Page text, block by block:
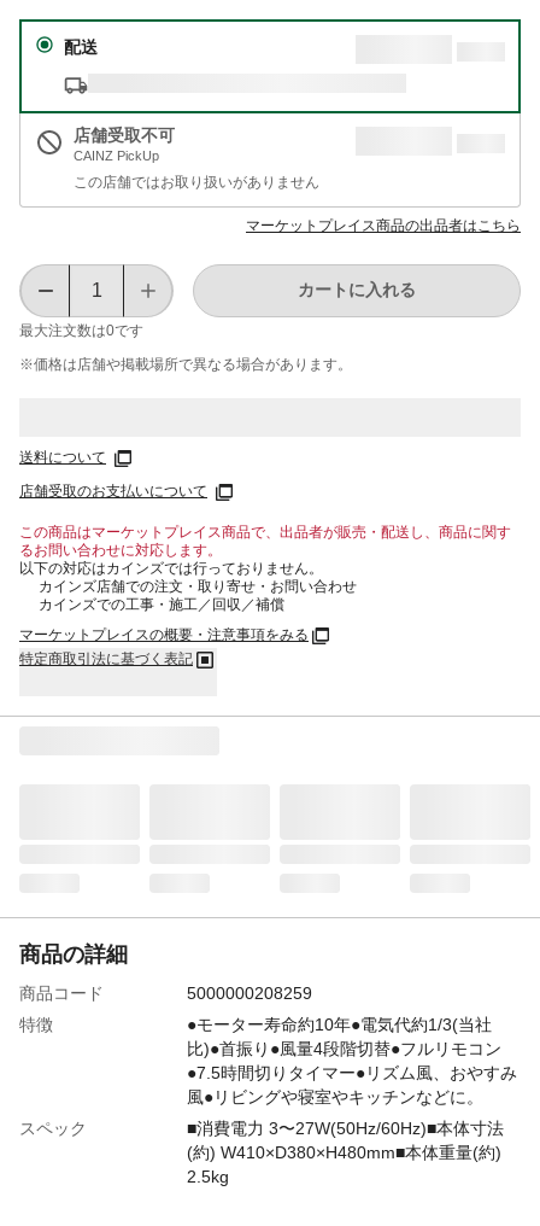
配送
店舗受取不可
CAINZ PickUp
この店舗ではお取り扱いがありません
マーケットプレイス商品の出品者はこちら
最大注文数は0です
カートに入れる
※価格は​店舗や​掲載場所で​異なる​場合が​あります。
送料について
店舗受取のお支払いについて
この商品はマーケットプレイス商品で、出品者が販売・配送し、商品に関す
るお問い合わせに対応します。
以下の対応はカインズでは行っておりません。
カインズ店舗での注文・取り寄せ・お問い合わせ
カインズでの工事・施工／回収／補償
マーケットプレイスの概要・注意事項をみる
特定商取引法に基づく表記
商品の詳細
商品コード
5000000208259
特徴
●モーター寿命約10年●電気代約1/3(当社
比)●首振り●風量4段階切替●フルリモコン
●7.5時間切りタイマー●リズム風、おやすみ
風●リビングや寝室やキッチンなどに。
スペック
■消費電力 3〜27W(50Hz/60Hz)■本体寸法
(約) W410×D380×H480mm■本体重量(約)
2.5kg